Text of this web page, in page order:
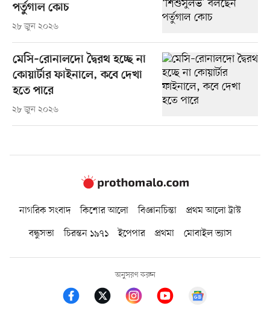
পর্তুগাল কোচ
২৮ জুন ২০২৬
মেসি–রোনালদো দ্বৈরথ হচ্ছে না
কোয়ার্টার ফাইনালে, কবে দেখা
হতে পারে
২৮ জুন ২০২৬
নাগরিক সংবাদ কিশোর আলো বিজ্ঞানচিন্তা
প্রথম আলো ট্রাস্ট
বন্ধুসভা
চিরন্তন ১৯৭১ ইপেপার প্রথমা মোবাইল ভ্যাস
অনুসরণ করুন